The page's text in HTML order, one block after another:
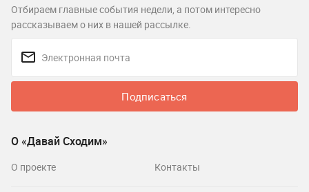
Отбираем главные события недели, а потом интересно
рассказываем о них в нашей рассылке.
Подписаться
О «Давай Сходим»
О проекте Контакты